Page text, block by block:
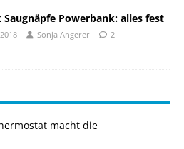
Saugnäpfe Powerbank: alles fest
Sonja Angerer 2
macht die